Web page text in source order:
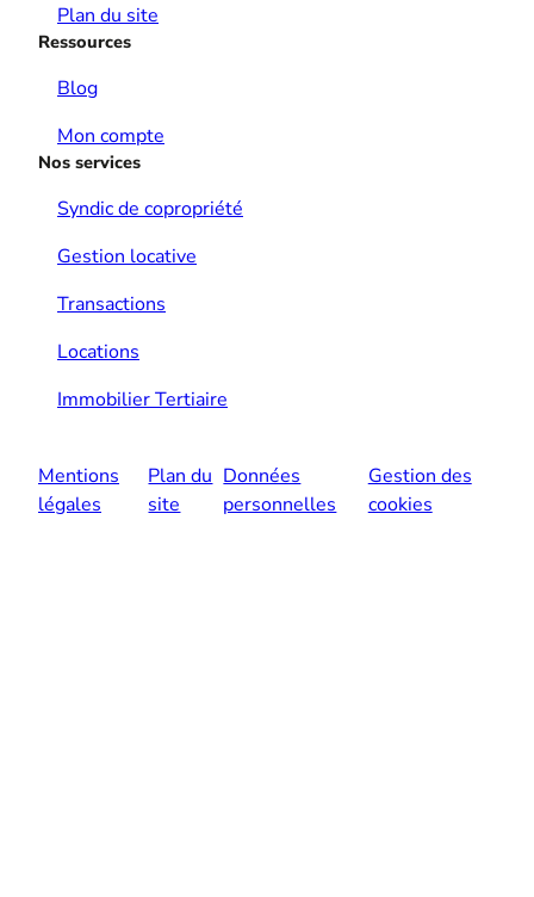
Plan du site
Ressources
Blog
Mon compte
Nos services
Syndic de copropriété
Gestion locative
Transactions
Locations
Immobilier Tertiaire
Mentions
légales
Plan du
site
Données
personnelles
Gestion des
cookies